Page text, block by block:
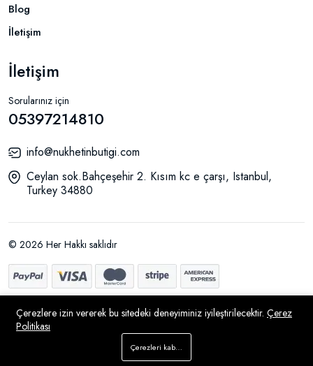
İstek Listesi
Blog
İletişim
İletişim
Sorularınız için
05397214810
info@nukhetinbutigi.com
Ceylan sok.Bahçeşehir 2. Kısım kc e çarşı, Istanbul,
Turkey 34880
© 2026 Her Hakkı saklıdır
Çerezlere izin vererek bu sitedeki deneyiminiz iyileştirilecektir. Çerez
Politikası
Çerezleri kabul et